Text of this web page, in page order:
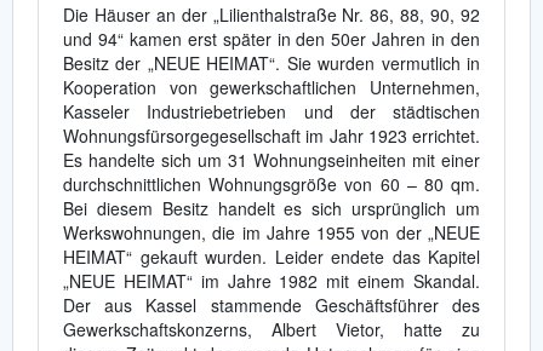
Die Häuser an der „Lilienthalstraße Nr. 86, 88, 90, 92
und 94“ kamen erst später in den 50er Jahren in den
Besitz der „NEUE HEIMAT“. Sie wurden vermutlich in
Kooperation von gewerkschaftlichen Unternehmen,
Kasseler Industriebetrieben und der städtischen
Wohnungsfürsorgegesellschaft im Jahr 1923 errichtet.
Es handelte sich um 31 Wohnungseinheiten mit einer
durchschnittlichen Wohnungsgröße von 60 – 80 qm.
Bei diesem Besitz handelt es sich ursprünglich um
Werkswohnungen, die im Jahre 1955 von der „NEUE
HEIMAT“ gekauft wurden. Leider endete das Kapitel
„NEUE HEIMAT“ im Jahre 1982 mit einem Skandal.
Der aus Kassel stammende Geschäftsführer des
Gewerkschaftskonzerns, Albert Vietor, hatte zu